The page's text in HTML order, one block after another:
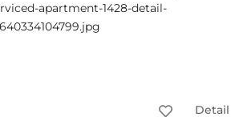
Detail